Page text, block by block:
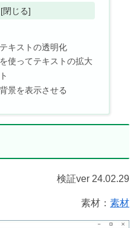
キストの透明化
使ってテキストの拡大
景を表示させる
検証ver 24.02.29
素材： 素材